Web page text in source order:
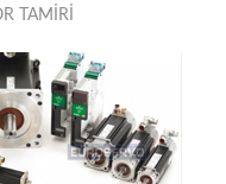
TAMİRİ